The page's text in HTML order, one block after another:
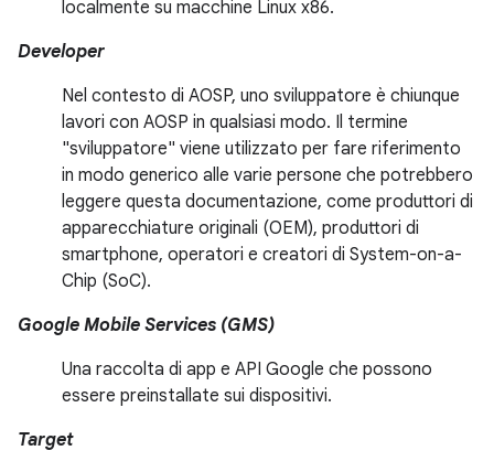
localmente su macchine Linux x86.
Developer
Nel contesto di AOSP, uno sviluppatore è chiunque
lavori con AOSP in qualsiasi modo. Il termine
"sviluppatore" viene utilizzato per fare riferimento
in modo generico alle varie persone che potrebbero
leggere questa documentazione, come produttori di
apparecchiature originali (OEM), produttori di
smartphone, operatori e creatori di System-on-a-
Chip (SoC).
Google Mobile Services (GMS)
Una raccolta di app e API Google che possono
essere preinstallate sui dispositivi.
Target